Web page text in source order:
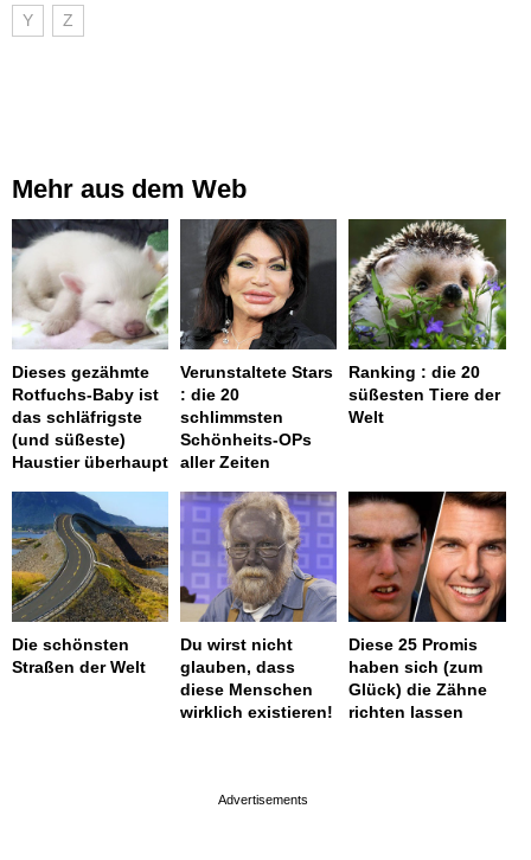
Y Z
Mehr aus dem Web
Dieses gezähmte
Rotfuchs-Baby ist
das schläfrigste
(und süßeste)
Haustier überhaupt
Verunstaltete Stars
: die 20
schlimmsten
Schönheits-OPs
aller Zeiten
Ranking : die 20
süßesten Tiere der
Welt
Die schönsten
Straßen der Welt
Du wirst nicht
glauben, dass
diese Menschen
wirklich existieren!
Diese 25 Promis
haben sich (zum
Glück) die Zähne
richten lassen